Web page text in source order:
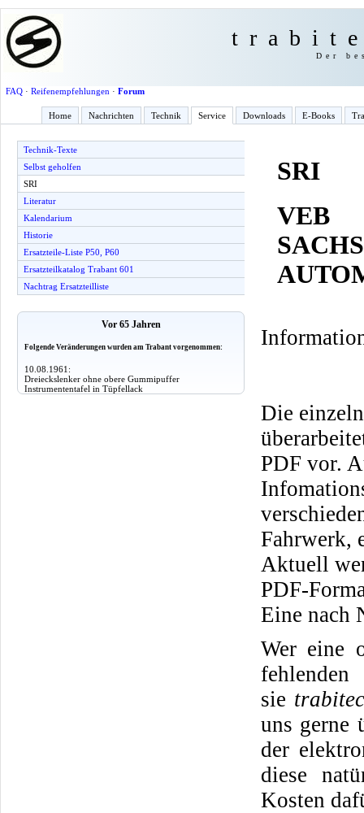
Der
FAQ· Reifenempfehlungen · Forum
Home Nachrichten Technik Service Downloads E-Books
Technik-Texte
Selbst geholfen
SRI
Literatur
Kalendarium
Historie
Ersatzteile-Liste P50, P60
Ersatzteilkatalog Trabant 601
Nachtrag Ersatzteilliste
Vor 65 Jahren
Folgende Veränderungen wurden am Trabant vorgenommen:
10.08.1961:
Dreieckslenker ohne obere Gummipuffer
Instrumententafel in Tüpfellack
SRI
VEB
Die
PDF vor.
Fahrwerk,
Aktuell
PDF-
Eine nach
Wer eine
fehlenden
sie
uns gerne
der
diese
Kosten